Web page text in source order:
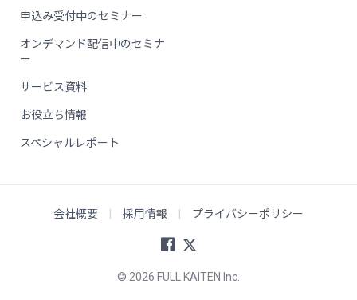
申込み受付中のセミナー
オンデマンド配信中のセミナ
ー
サービス資料
お役立ち情報
スペシャルレポート
© 2026 FULL KAITEN Inc.
会社概要 採用情報 プライバシーポリシー